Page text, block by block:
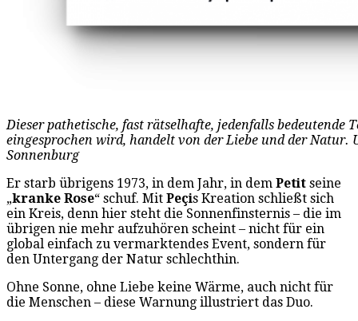
Dieser pathetische, fast rätselhafte, jedenfalls bedeutende
eingesprochen wird, handelt von der Liebe und der Natur.
Sonnenburg
Er starb übrigens 1973, in dem Jahr, in dem Petit seine
„kranke Rose“ schuf. Mit Peçis Kreation schließt sich
ein Kreis, denn hier steht die Sonnenfinsternis – die im
übrigen nie mehr aufzuhören scheint – nicht für ein
global einfach zu vermarktendes Event, sondern für
den Untergang der Natur schlechthin.
Ohne Sonne, ohne Liebe keine Wärme, auch nicht für
die Menschen – diese Warnung illustriert das Duo.